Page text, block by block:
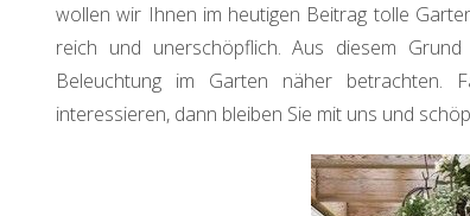
wollen wir Ihnen im heutigen Beitrag tolle
reich und unerschöpflich. Aus diesem
Beleuchtung im Garten näher betrachten.
interessieren, dann bleiben Sie mit uns und